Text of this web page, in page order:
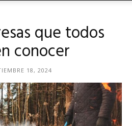
–
que todos
conocer
18, 2024